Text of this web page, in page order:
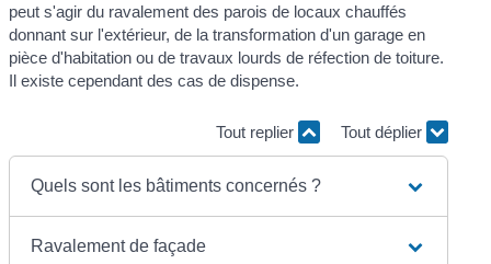
peut s'agir du ravalement des parois de locaux chauffés
donnant sur l'extérieur, de la transformation d'un garage en
pièce d'habitation ou de travaux lourds de réfection de toiture.
Il existe cependant des cas de dispense.
Tout replier Tout déplier
Quels sont les bâtiments concernés ?
Ravalement de façade